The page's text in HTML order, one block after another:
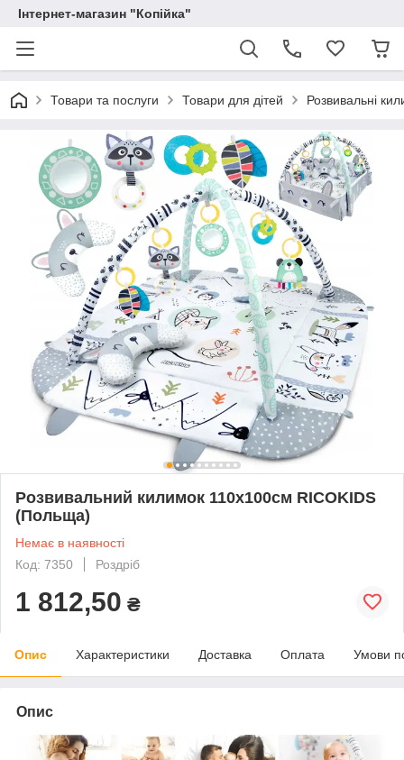
Інтернет-магазин "Копійка"
Товари та послуги Товари для дітей Розвивальні
Розвивальний килимок 110x100см RICOKIDS
(Польща)
Немає в наявності
Код: 7350
Роздріб
1 812,50 ₴
Опис Характеристики Доставка Оплата Умови
Опис